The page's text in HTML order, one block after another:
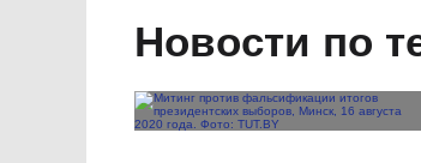
Новости по